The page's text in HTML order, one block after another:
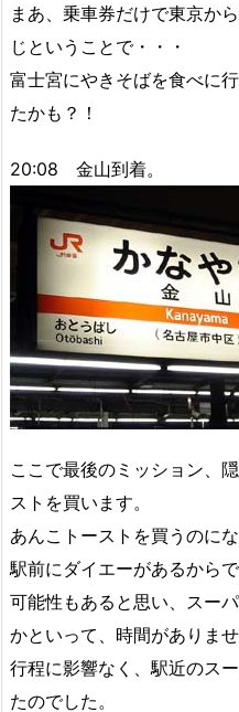
まあ、乗車券だけで東京か
じということで・・・
富士宮にやきそばを食べに
たかも？！
20:08 金山到着。
ここで最後のミッション、
ストを買います。
あんこトーストを買うのに
駅前にダイエーがあるから
可能性もあると思い、スー
かといって、時間がありませ
行程に影響なく、駅近のス
たのでした。